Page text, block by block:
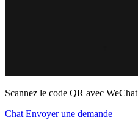
Scannez le code QR avec WeChat
Chat Envoyer une demande